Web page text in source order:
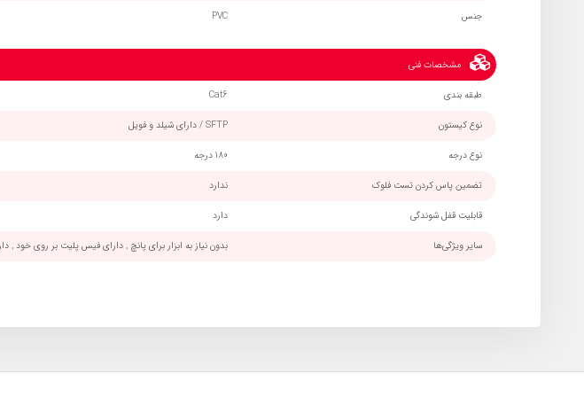
جنس PVC
مشخصات فنی
طبقه بندی Cat6
نوع کیستون SFTP / دارای شیلد و فویل
نوع درجه 180 درجه
تضمین پاس کردن تست فلوک ندارد
قابلیت قفل شوندگی دارد
سایر ویژگی‌ها بدون نیاز به ابزار برای پانچ , دارای فیس پلیت بر روی خود ,